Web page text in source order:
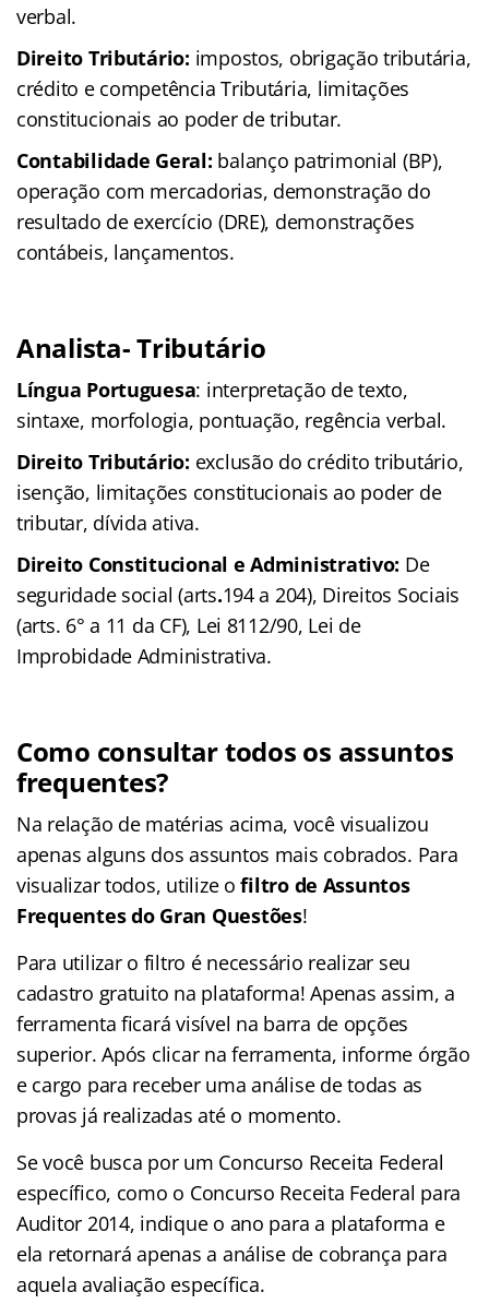
verbal.
Direito Tributário: impostos, obrigação tributária,
crédito e competência Tributária, limitações
constitucionais ao poder de tributar.
Contabilidade Geral: balanço patrimonial (BP),
operação com mercadorias, demonstração do
resultado de exercício (DRE), demonstrações
contábeis, lançamentos.
Analista- Tributário
Língua Portuguesa: interpretação de texto,
sintaxe, morfologia, pontuação, regência verbal.
Direito Tributário: exclusão do crédito tributário,
isenção, limitações constitucionais ao poder de
tributar, dívida ativa.
Direito Constitucional e Administrativo: De
seguridade social (arts.194 a 204), Direitos Sociais
(arts. 6° a 11 da CF), Lei 8112/90, Lei de
Improbidade Administrativa.
Como consultar todos os assuntos
frequentes?
Na relação de matérias acima, você visualizou
apenas alguns dos assuntos mais cobrados. Para
visualizar todos, utilize o filtro de Assuntos
Frequentes do Gran Questões!
Para utilizar o filtro é necessário realizar seu
cadastro gratuito na plataforma! Apenas assim, a
ferramenta ficará visível na barra de opções
superior. Após clicar na ferramenta, informe órgão
e cargo para receber uma análise de todas as
provas já realizadas até o momento.
Se você busca por um Concurso Receita Federal
específico, como o Concurso Receita Federal para
Auditor 2014, indique o ano para a plataforma e
ela retornará apenas a análise de cobrança para
aquela avaliação específica.